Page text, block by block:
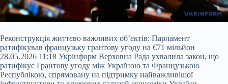
Реконструкція життєво важливих об’єктів: Парламент
ратифікував французьку грантову угоду на €71 мільйон
28.05.2026 11:18 Укрінформ Верховна Рада ухвалила закон, що
ратифікує Грантову угоду між Україною та Французькою
Республікою, спрямовану на підтримку найважливішої